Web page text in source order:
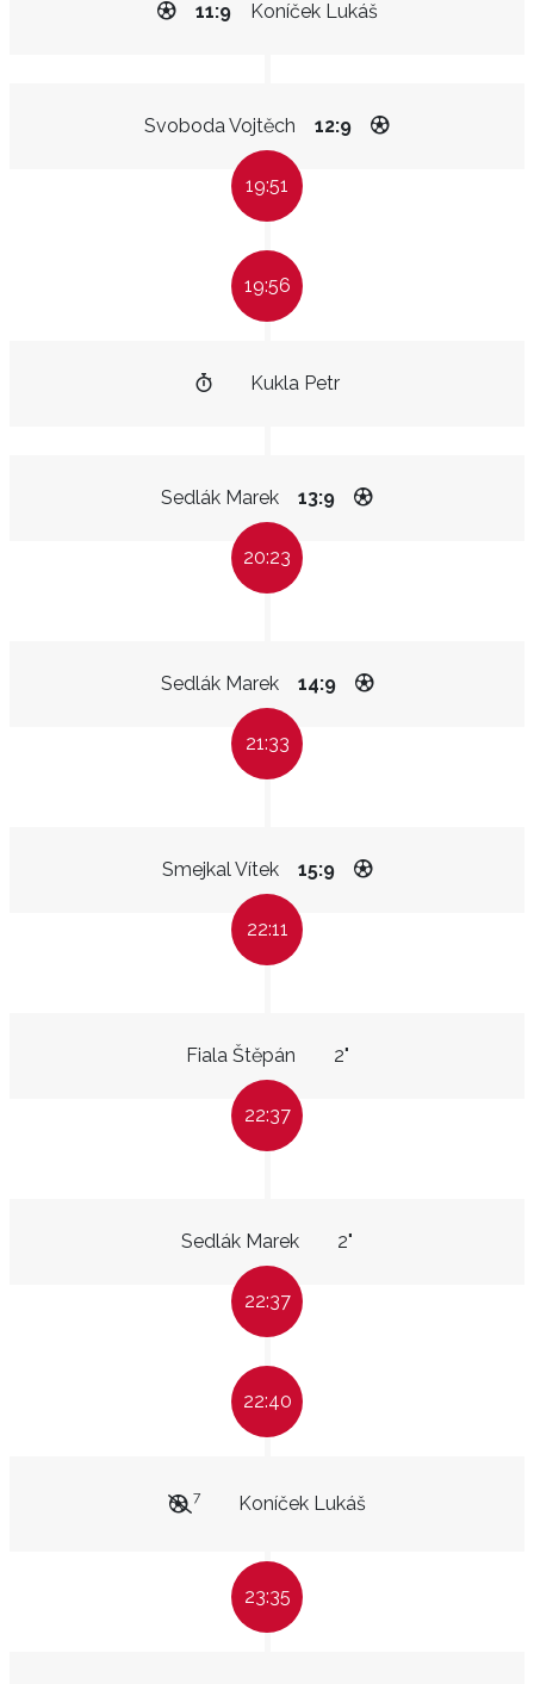
Koníček Lukáš
11:9
Svoboda Vojtěch 12:9
19:51
19:56
Kukla Petr
Sedlák Marek 13:9
20:23
Sedlák Marek 14:9
21:33
Smejkal Vítek 15:9
22:11
Fiala Štěpán 2"
22:37
Sedlák Marek 2"
22:37
22:40
Koníček Lukáš
7
23:35